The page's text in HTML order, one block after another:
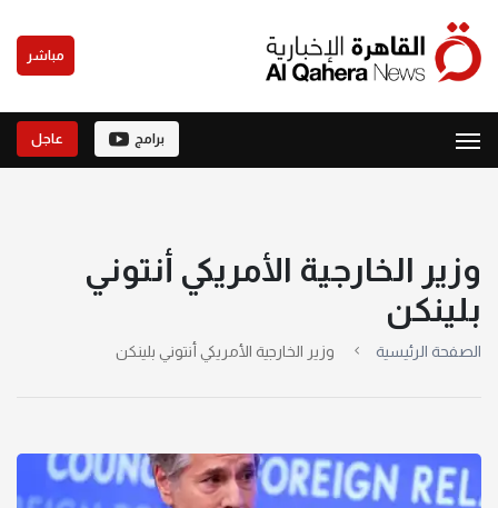
مباشر
برامج عاجل
وزير الخارجية الأمريكي أنتوني
بلينكن
الصفحة الرئيسية وزير الخارجية الأمريكي أنتوني بلينكن